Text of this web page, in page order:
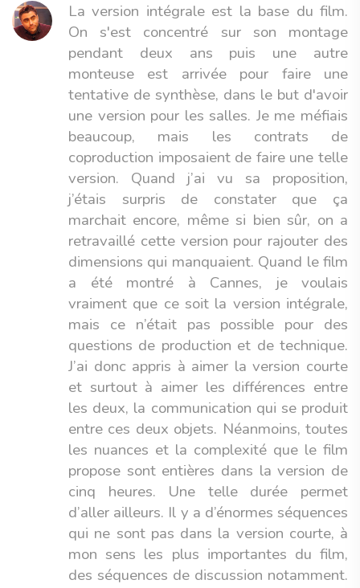
La version intégrale est la base du film.
On s'est concentré sur son montage
pendant deux ans puis une autre
monteuse est arrivée pour faire une
tentative de synthèse, dans le but d'avoir
une version pour les salles. Je me méfiais
beaucoup, mais les contrats de
coproduction imposaient de faire une telle
version. Quand j’ai vu sa proposition,
j’étais surpris de constater que ça
marchait encore, même si bien sûr, on a
retravaillé cette version pour rajouter des
dimensions qui manquaient. Quand le film
a été montré à Cannes, je voulais
vraiment que ce soit la version intégrale,
mais ce n’était pas possible pour des
questions de production et de technique.
J’ai donc appris à aimer la version courte
et surtout à aimer les différences entre
les deux, la communication qui se produit
entre ces deux objets. Néanmoins, toutes
les nuances et la complexité que le film
propose sont entières dans la version de
cinq heures. Une telle durée permet
d’aller ailleurs. Il y a d’énormes séquences
qui ne sont pas dans la version courte, à
mon sens les plus importantes du film,
des séquences de discussion notamment.